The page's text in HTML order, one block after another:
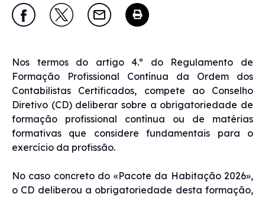
Nos termos do artigo 4.º do Regulamento de
Formação Profissional Contínua da Ordem dos
Contabilistas Certificados, compete ao Conselho
Diretivo (CD) deliberar sobre a obrigatoriedade de
formação profissional contínua ou de matérias
formativas que considere fundamentais para o
exercício da profissão.
No caso concreto do «Pacote da Habitação 2026»,
o CD deliberou a obrigatoriedade desta formação,